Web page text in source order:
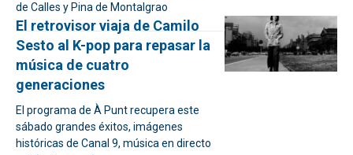
de Calles y Pina de Montalgrao
El retrovisor viaja de Camilo
Sesto al K-pop para repasar la
música de cuatro
generaciones
El programa de À Punt recupera este
sábado grandes éxitos, imágenes
históricas de Canal 9, música en directo